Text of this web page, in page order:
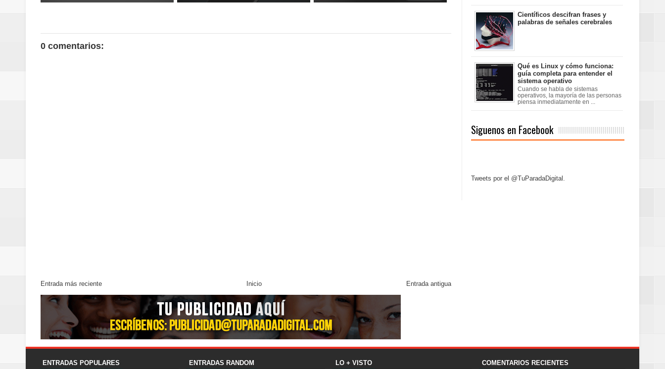
0 comentarios:
Entrada más reciente Entrada antigua
Inicio
Científicos descifran frases y
palabras de señales cerebrales
Qué es Linux y cómo funciona:
guía completa para entender el
sistema operativo
Cuando se habla de sistemas
operativos, la mayoría de las personas
piensa inmediatamente en ...
Siguenos en Facebook
Tweets por el @TuParadaDigital.
ENTRADAS POPULARES ENTRADAS RANDOM LO + VISTO COMENTARIOS RECIENTES